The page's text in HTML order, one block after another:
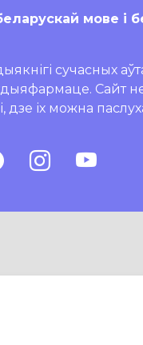
мове і
сучасных
Сайт
дзе іх можна